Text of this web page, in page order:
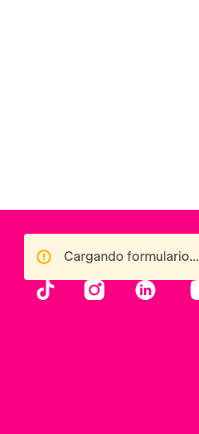
Cargando formulario...